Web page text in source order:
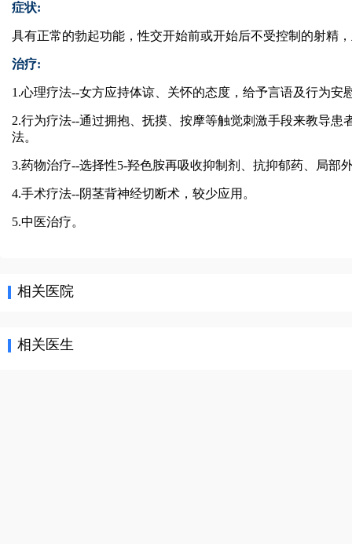
症状:
具有正常的勃起功能，性交开始前或开始后不受控制的射精
治疗:
1.心理疗法--女方应持体谅、关怀的态度，给予言语及行为
2.行为疗法--通过拥抱、抚摸、按摩等触觉刺激手段来教导
法。
3.药物治疗--选择性5-羟色胺再吸收抑制剂、抗抑郁药、局部
4.手术疗法--阴茎背神经切断术，较少应用。
5.中医治疗。
相关医院
相关医生